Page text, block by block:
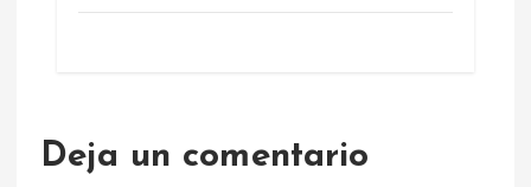
Deja un comentario